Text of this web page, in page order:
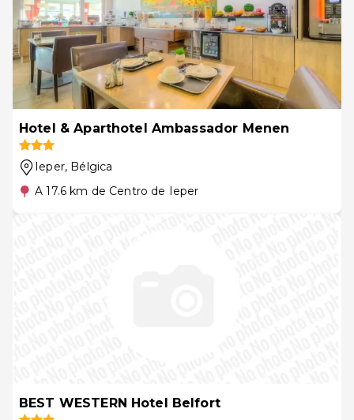
Hotel & Aparthotel Ambassador Menen
Ieper, Bélgica
A 17.6 km de Centro de Ieper
BEST WESTERN Hotel Belfort